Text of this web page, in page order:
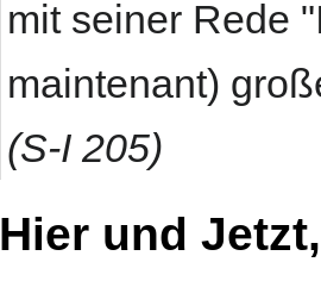
mit seiner Rede
maintenant)
(S-I 205)
Hier und